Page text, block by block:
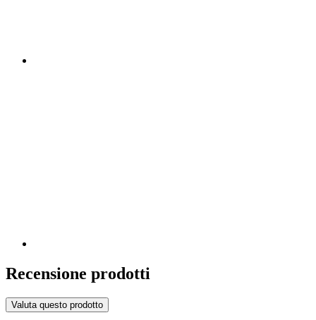
Recensione prodotti
Valuta questo prodotto